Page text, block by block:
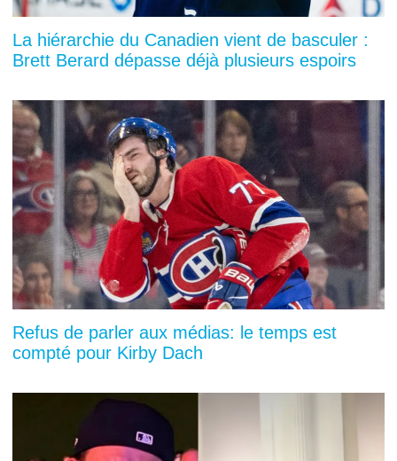
La hiérarchie du Canadien vient de basculer :
Brett Berard dépasse déjà plusieurs espoirs
Refus de parler aux médias: le temps est
compté pour Kirby Dach